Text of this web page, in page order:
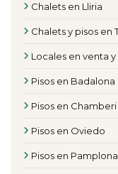
Chalets en Lliria
Chalets y pisos en
Locales en venta
Pisos en Badalona
Pisos en
Pisos en Oviedo
Pisos en Pamplona